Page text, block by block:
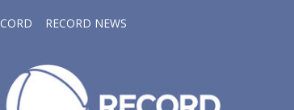
RECORD NEWS